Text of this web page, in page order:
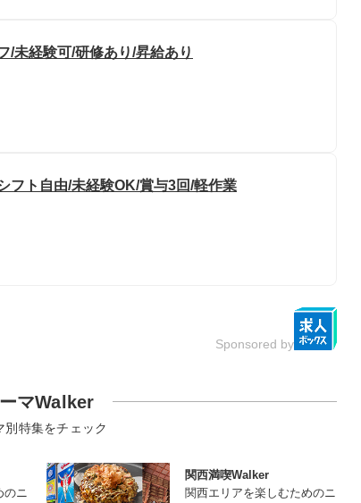
/未経験可/研修あり/昇給あり
フト自由/未経験OK/賞与3回/軽作業
Sponsored by
マWalker
別特集をチェック
のニ
関西満喫Walker
関西エリアを楽しむためのニ